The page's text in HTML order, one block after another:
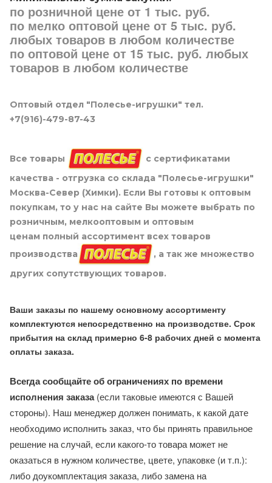
по розничной цене от 1 тыс. руб.
по мелко оптовой цене от 5 тыс. руб.
любых товаров в любом количестве
по оптовой цене от 15 тыс. руб. любых
товаров в любом количестве
Оптовый отдел "Полесье-игрушки" тел.
+7(916)-479-87-43
Все товары
с сертификатами
качества - отгрузка со склада "Полесье-игрушки"
Москва-Север (Химки). Если Вы готовы к оптовым
покупкам, то у нас на сайте Вы можете выбрать по
розничным, мелкооптовым и оптовым
ценам полный ассортимент всех товаров
производства
, а так же множество
других сопутствующих товаров.
Ваши заказы по нашему основному ассортименту
комплектуются непосредственно на производстве. Срок
прибытия на склад примерно 6-8 рабочих дней с момента
оплаты заказа.
Всегда сообщайте об ограничениях по времени
исполнения заказа(если таковые имеются с Вашей
стороны). Наш менеджер должен понимать, к какой дате
необходимо исполнить заказ, что бы принять правильное
решение на случай, если какого-то товара может не
оказаться в нужном количестве, цвете, упаковке (и т.п.):
либо доукомплектация заказа, либо замена на